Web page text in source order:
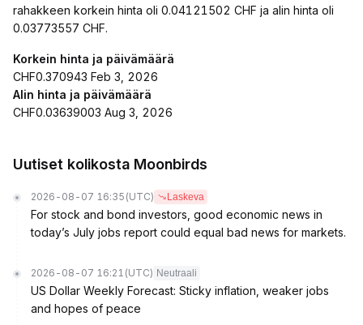
rahakkeen korkein hinta oli 0.04121502 CHF ja alin hinta oli
0.03773557 CHF.
Korkein hinta ja päivämäärä
CHF0.370943 Feb 3, 2026
Alin hinta ja päivämäärä
CHF0.03639003 Aug 3, 2026
Uutiset kolikosta Moonbirds
2026-08-07 16:35 (UTC) Laskeva
For stock and bond investors, good economic news in
today’s July jobs report could equal bad news for markets.
2026-08-07 16:21 (UTC) Neutraali
US Dollar Weekly Forecast: Sticky inflation, weaker jobs
and hopes of peace